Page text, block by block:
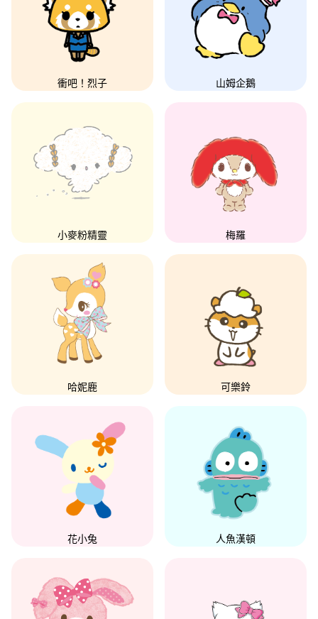
衝吧！烈子 山姆企鵝
小麥粉精靈 梅羅
哈妮鹿 可樂鈴
花小兔 人魚漢頓